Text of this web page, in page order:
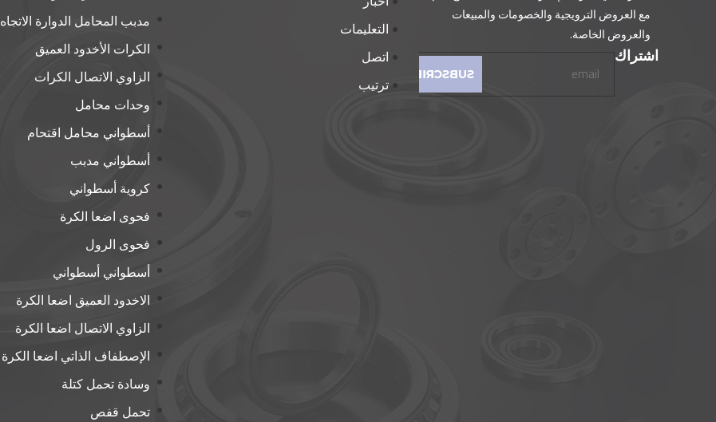
مع العروض الترويجية والخصومات والمبيعات
والعروض الخاصة.
اشتراك
التعليمات
اتصل
ترتيب
مدبب المحامل الدوارة الاتجاه
الكرات الأخدود العميق
الزاوي الاتصال الكرات
وحدات محامل
أسطواني محامل اقتحام
أسطواني مدبب
كروية أسطواني
فحوى اضعا الكرة
فحوى الرول
أسطواني أسطواني
الاخدود العميق اضعا الكرة
الزاوي الاتصال اضعا الكرة
الإصطفاف الذاتي اضعا الكرة
وسادة تحمل كتلة
تحمل قفص